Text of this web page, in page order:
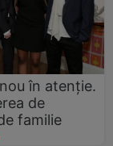
în atenție.
de
familie